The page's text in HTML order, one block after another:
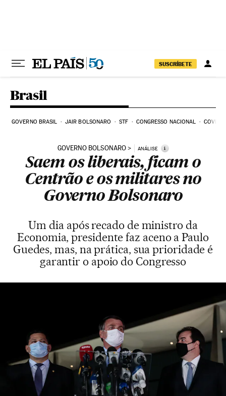
SUSCRÍBETE
Brasil
GOVERNO BRASIL JAIR BOLSONARO STF CONGRESSO NACIONAL COVID-
GOVERNO BOLSONARO ANÁLISE i
Saem os liberais, ficam o
Centrão e os militares no
Governo Bolsonaro
Um dia após recado de ministro da
Economia, presidente faz aceno a Paulo
Guedes, mas, na prática, sua prioridade é
garantir o apoio do Congresso